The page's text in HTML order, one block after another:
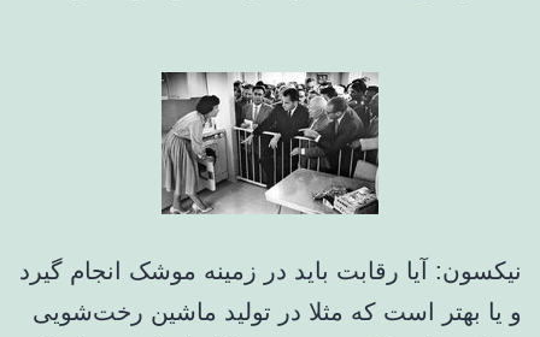
نیکسون: آیا رقابت باید در زمینه موشک انجام گیرد
و یا بهتر است که مثلا در تولید ماشین رخت‌شویی